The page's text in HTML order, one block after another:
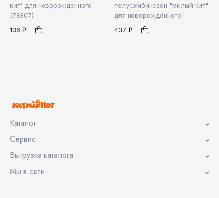
кит" для новорожденного
(78807)
136 ₽
1
полукомбинезон "милый кит"
для новорождённого
437 ₽
1
Каталог
Сервис
Выгрузка каталога
Мы в сети